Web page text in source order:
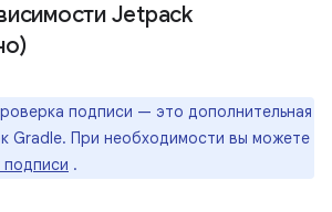
Jetpack
подписи — это дополнительная
Gradle. При необходимости вы можете
подписи .